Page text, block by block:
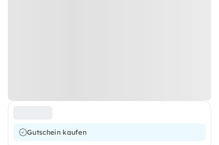
Gutschein kaufen